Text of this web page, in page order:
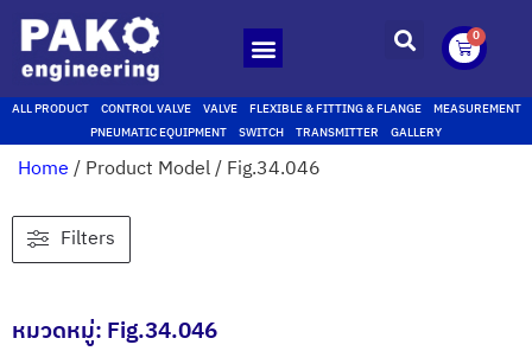
0
ALL PRODUCT CONTROL VALVE VALVE FLEXIBLE & FITTING & FLANGE
MEASUREMENT
PNEUMATIC EQUIPMENT
SWITCH TRANSMITTER GALLERY
Home/ Product Model / Fig.34.046
Filters
หมวดหมู่: Fig.34.046